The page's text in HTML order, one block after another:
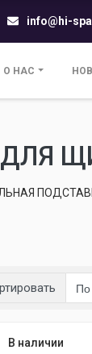
info@hi-
О НАС
В наличии